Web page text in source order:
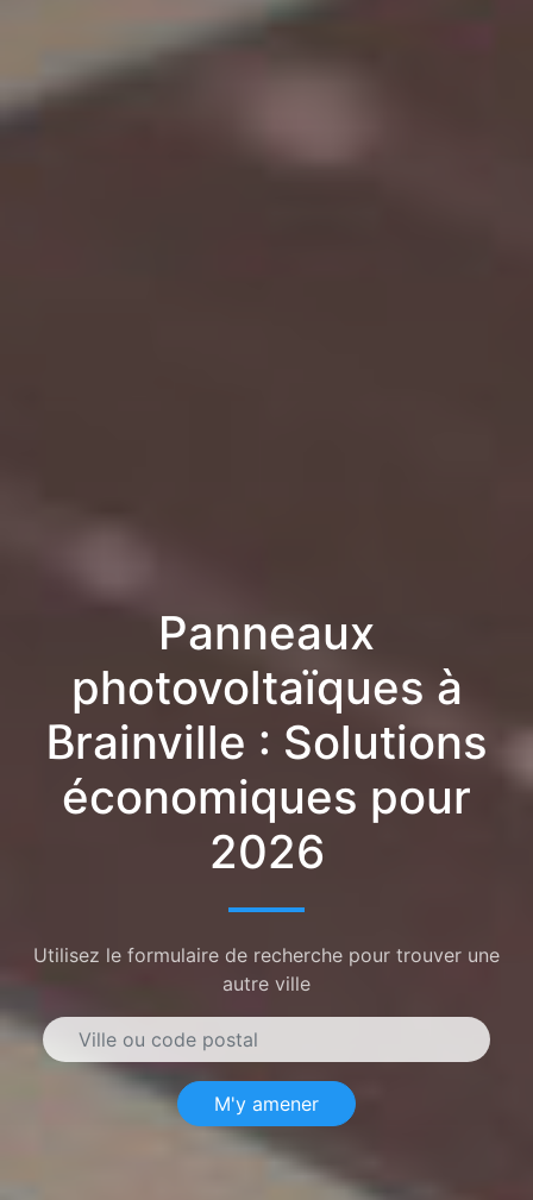
Panneaux
photovoltaïques à
Brainville : Solutions
économiques pour
2026
Utilisez le formulaire de recherche pour trouver une
autre ville
M'y amener